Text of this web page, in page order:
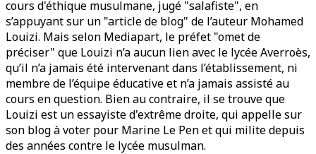
cours d'éthique musulmane, jugé "salafiste", en
s’appuyant sur un "article de blog" de l’auteur Mohamed
Louizi. Mais selon Mediapart, le préfet "omet de
préciser" que Louizi n’a aucun lien avec le lycée Averroès,
qu’il n’a jamais été intervenant dans l’établissement, ni
membre de l’équipe éducative et n’a jamais assisté au
cours en question. Bien au contraire, il se trouve que
Louizi est un essayiste d'extrême droite, qui appelle sur
son blog à voter pour Marine Le Pen et qui milite depuis
des années contre le lycée musulman.